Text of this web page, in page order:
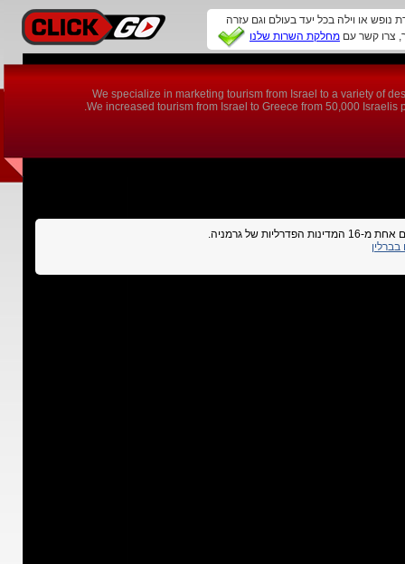
נופש או וילה בכל יעד בעולם וגם עזרה
מחלקת השרות שלנו
We specialize in marketing tourism from Israel to a variety of
We increased tourism from Israel to Greece from 50,000
של גרמניה.